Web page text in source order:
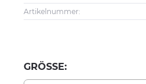
Artikelnummer:
GRÖSSE: